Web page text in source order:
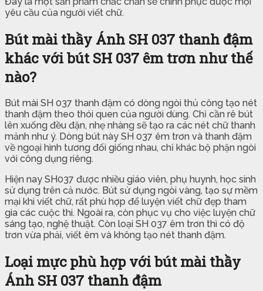
yêu cầu của người viết chữ.
Bút mài thầy Ánh SH 037 thanh đậm
khác với bút SH 037 êm trơn như thế
nào?
Bút mài SH 037 thanh đậm có dòng ngòi thủ công tạo nét
thanh đậm theo thói quen của người dùng. Chỉ cần rê bút
lên xuống đều đặn, nhẹ nhàng sẽ tạo ra các nét chữ thanh
mảnh như ý. Dòng bút này SH 037 êm trơn và thanh đậm
về ngoại hình tương đối giống nhau, chỉ khác bộ phận ngòi
với công dụng riêng.
Hiện nay SH037 được nhiều giáo viên, phụ huynh, học sinh
sử dụng trên cả nước. Bút sử dụng ngòi vàng, tạo sự mềm
mại khi viết chữ, rất phù hợp để luyện viết chữ đẹp tham
gia các cuộc thi. Ngoài ra, còn phục vụ cho việc luyện chữ
sáng tạo, nghệ thuật. Còn loại SH 037 êm trơn thì có độ
trơn vừa phải, viết êm và không tạo nét thanh đậm.
Loại mực phù hợp với bút mài thầy
Ánh SH 037 thanh đậm